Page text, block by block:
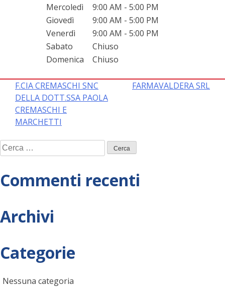
Mercoledì
9:00 AM - 5:00 PM
Giovedì
9:00 AM - 5:00 PM
Venerdì
9:00 AM - 5:00 PM
Sabato
Chiuso
Domenica
Chiuso
Navigazione
articoli
F.CIA CREMASCHI SNC
DELLA DOTT.SSA PAOLA
CREMASCHI E
MARCHETTI
FARMAVALDERA SRL
Ricerca
per:
Commenti recenti
Archivi
Categorie
Nessuna categoria